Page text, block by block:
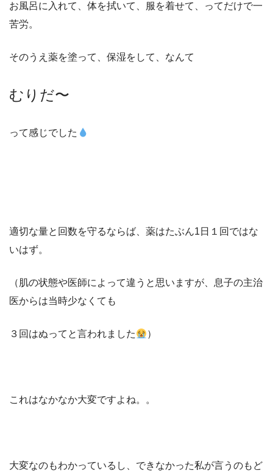
お風呂に入れて、体を拭いて、服を着せて、ってだけで一
苦労。
そのうえ薬を塗って、保湿をして、なんて
むりだ〜
って感じでした
適切な量と回数を守るならば、薬はたぶん1日１回ではな
いはず。
（肌の状態や医師によって違うと思いますが、息子の主治
医からは当時少なくても
３回はぬってと言われました ）
これはなかなか大変ですよね。。
大変なのもわかっているし、できなかった私が言うのもど